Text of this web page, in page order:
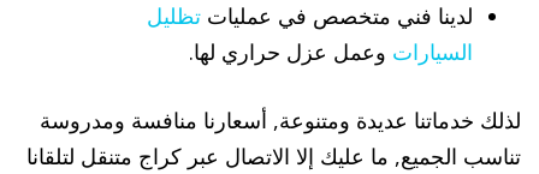
لدينا فني متخصص في عمليات تظليل
السيارات وعمل عزل حراري لها.
لذلك خدماتنا عديدة ومتنوعة, أسعارنا منافسة ومدروسة
تناسب الجميع, ما عليك إلا الاتصال عبر كراج متنقل لتلقانا